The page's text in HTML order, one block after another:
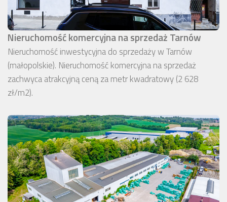
Nieruchomość komercyjna na sprzedaż Tarnów
Nieruchomość inwestycyjna do sprzedaży w Tarnów
(małopolskie). Nieruchomość komercyjna na sprzedaż
zachwyca atrakcyjną ceną za metr kwadratowy (2 628
zł/m2).